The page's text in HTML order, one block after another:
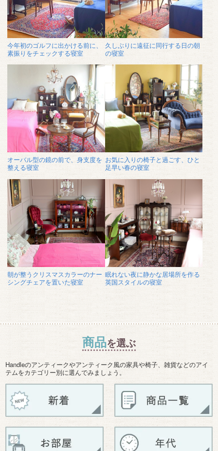
今年初のゴルフに出かける前に、
素振りをチェックする寝室
久しぶりに遠征に同行する日の朝
の寝室
オーバル型の鏡の前で、身支度を
整える寝室
お気に入りの椅子と過ごす、ひと
足早い春の寝室
朝が整うクリスマスカラーのナー
シングチェアを置いた寝室
眠れない夜に静かな居場所を作る
英国スタイルの寝室
商品を選ぶ
Handleのアンティークやアンティーク風の家具や椅子、雑貨などのアイ
テムをカテゴリー別に選んでみましょう。